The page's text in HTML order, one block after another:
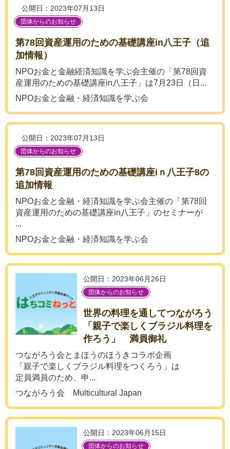
公開日：2023年07月13日
団体からのお知らせ
第78回資産運用のための基礎講座in八王子（追
加情報）
NPOお金と金融経済知識を学ぶ会主催の「第78回資
産運用のための基礎講座in八王子」は7月23日（日...
NPOお金と金融・経済知識を学ぶ会
公開日：2023年07月13日
団体からのお知らせ
第78回資産運用のための基礎講座iｎ八王子8の
追加情報
NPOお金と金融・経済知識を学ぶ会主催の「第78回
資産運用のための基礎講座in八王子」のセミナーが
...
NPOお金と金融・経済知識を学ぶ会
公開日：2023年06月26日
団体からのお知らせ
世界の料理を通してつながろう
「親子で楽しくブラジル料理を
作ろう」 満員御礼
つながろう会とまほうのほうきコラボ企画
「親子で楽しくブラジル料理をつくろう」は
定員満員のため、申...
つながろう会 Multicultural Japan
公開日：2023年06月15日
団体からのお知らせ